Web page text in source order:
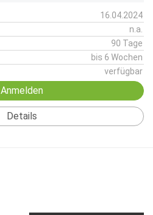
16.04.2024
n.a.
90 Tage
bis 6 Wochen
verfügbar
Anmelden
Details